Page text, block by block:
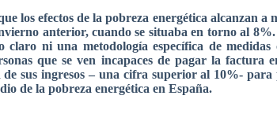
los efectosde lapobreza energética alcanzan a
anterior,cuando se situaba en tornoal
claro ni una metodología específica demedidas
que seven incapacesde pagarlafactura
desus ingresos – una cifra superior al 10%-para
de la pobreza energética en España.